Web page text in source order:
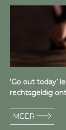
‘Go out today’
rechtsgeldig
MEER